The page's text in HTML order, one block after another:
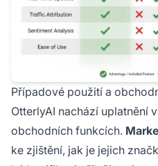
Případové použití a
OtterlyAI nachází uplatnění
obchodních funkcích.
ke zjištění, jak je jejich